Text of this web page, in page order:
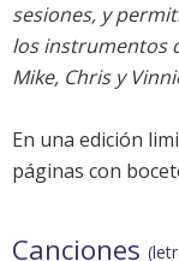
sesiones, y
los instrumentos
Mike, Chris y
En una edición
páginas con
Canciones